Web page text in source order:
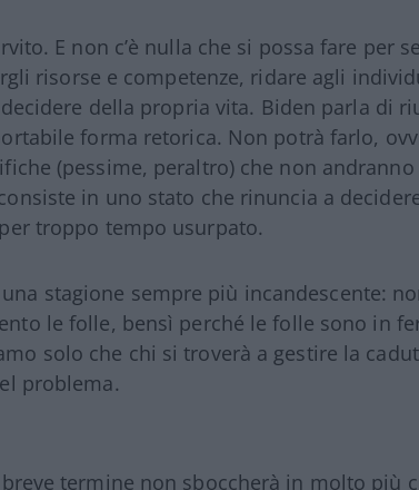
E non c’è nulla che si possa fare per
risorse e competenze, ridare agli
della propria vita. Biden parla di
forma retorica. Non potrà farlo,
(pessime, peraltro) che non
in uno stato che rinuncia a
troppo tempo usurpato.
stagione sempre più incandescente:
le folle, bensì perché le folle sono in
solo che chi si troverà a gestire la
problema.
termine non sboccherà in molto più